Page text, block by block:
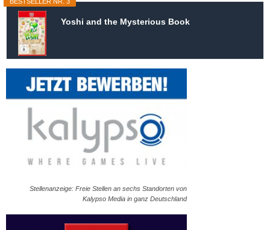
Yoshi and the Mysterious Book
Stellenanzeige: Freie Stellen an sechs Standorten von
Kalypso Media in ganz Deutschland